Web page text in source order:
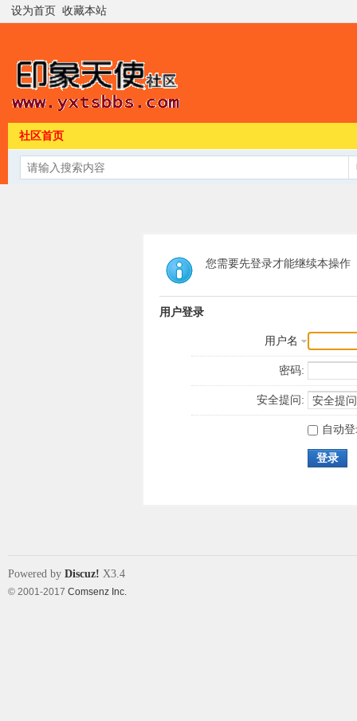
设为首页 收藏本站
社区首页
您需要先登录才能继续本操作
用户登录
用户名
密码:
安全提问:
自动
登录
Powered by Discuz! X3.4
© 2001-2017 Comsenz Inc.